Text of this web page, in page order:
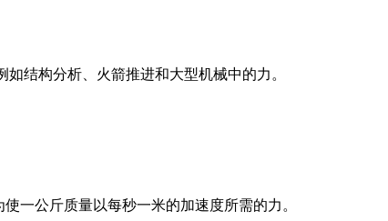
结构分析、火箭推进和大型机械中的力。
一公斤质量以每秒一米的加速度所需的力。